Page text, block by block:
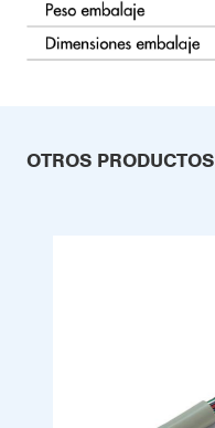
OTROS PRODUCTOS